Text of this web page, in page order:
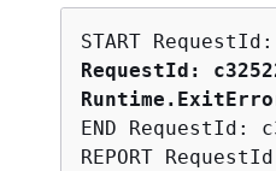
RequestId:
END RequestId:
REPORT